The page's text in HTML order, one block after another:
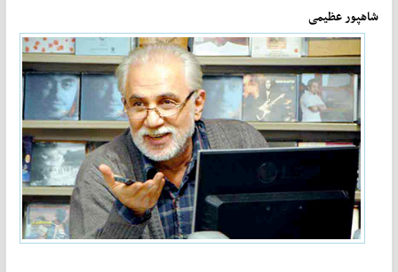
شاهپور عظیمی